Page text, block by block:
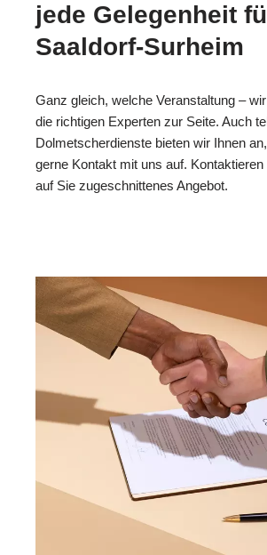
jede Gelegenheit
Saaldorf-Surheim
Ganz gleich, welche Veranstaltung –
die richtigen Experten zur Seite. Auch
Dolmetscherdienste bieten wir Ihnen
gerne Kontakt mit uns auf.
auf Sie zugeschnittenes Angebot.